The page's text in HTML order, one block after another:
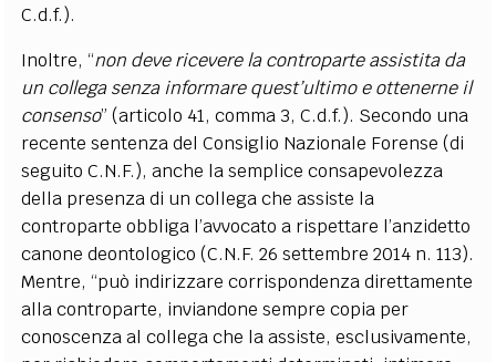
C.d.f.).
Inoltre, “non deve ricevere la controparte assistita da
un collega senza informare quest’ultimo e ottenerne il
consenso” (articolo 41, comma 3, C.d.f.). Secondo una
recente sentenza del Consiglio Nazionale Forense (di
seguito C.N.F.), anche la semplice consapevolezza
della presenza di un collega che assiste la
controparte obbliga l’avvocato a rispettare l’anzidetto
canone deontologico (C.N.F. 26 settembre 2014 n. 113).
Mentre, “può indirizzare corrispondenza direttamente
alla controparte, inviandone sempre copia per
conoscenza al collega che la assiste, esclusivamente,